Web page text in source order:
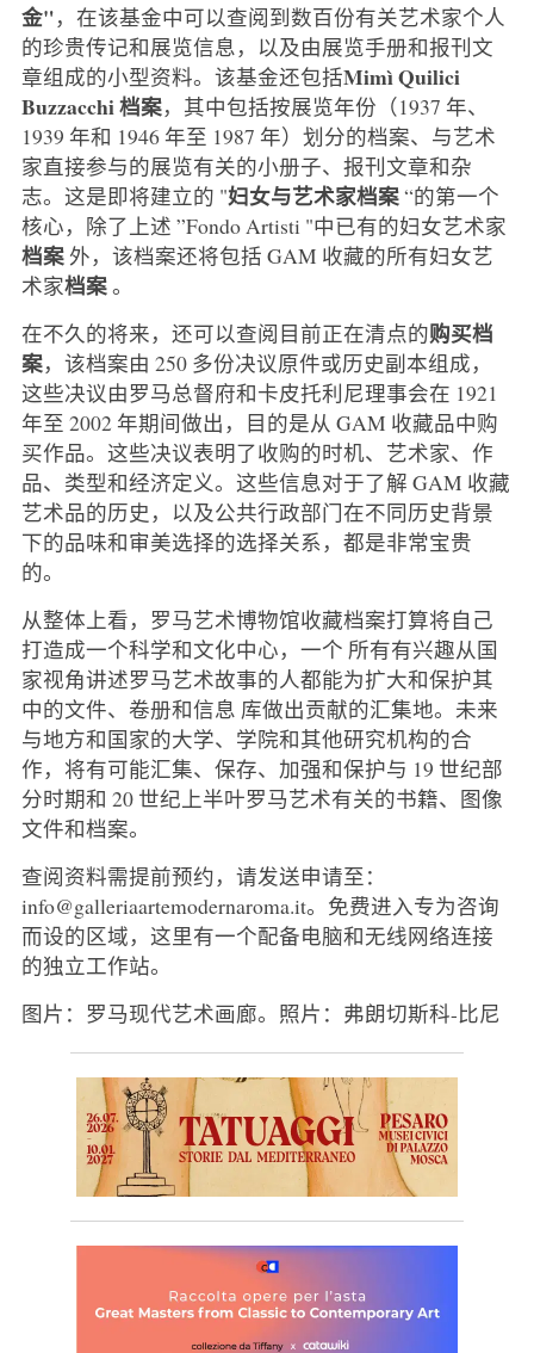
金"，在该基金中可以查阅到数百份有关艺术家个人
的珍贵传记和展览信息，以及由展览手册和报刊文
章组成的小型资料。该基金还包括Mimì Quilici
Buzzacchi 档案，其中包括按展览年份（1937 年、
1939 年和 1946 年至 1987 年）划分的档案、与艺术
家直接参与的展览有关的小册子、报刊文章和杂
志。这是即将建立的 "妇女与艺术家档案“的第一个
核心，除了上述 ”Fondo Artisti "中已有的妇女艺术家
档案 外，该档案还将包括 GAM 收藏的所有妇女艺
术家档案。
在不久的将来，还可以查阅目前正在清点的购买档
案，该档案由 250 多份决议原件或历史副本组成，
这些决议由罗马总督府和卡皮托利尼理事会在 1921
年至 2002 年期间做出，目的是从 GAM 收藏品中购
买作品。这些决议表明了收购的时机、艺术家、作
品、类型和经济定义。这些信息对于了解 GAM 收藏
艺术品的历史，以及公共行政部门在不同历史背景
下的品味和审美选择的选择关系，都是非常宝贵
的。
从整体上看，罗马艺术博物馆收藏档案打算将自己
打造成一个科学和文化中心，一个 所有有兴趣从国
家视角讲述罗马艺术故事的人都能为扩大和保护其
中的文件、卷册和信息 库做出贡献的汇集地。未来
与地方和国家的大学、学院和其他研究机构的合
作，将有可能汇集、保存、加强和保护与 19 世纪部
分时期和 20 世纪上半叶罗马艺术有关的书籍、图像
文件和档案。
查阅资料需提前预约，请发送申请至：
info@galleriaartemodernaroma.it。免费进入专为咨询
而设的区域，这里有一个配备电脑和无线网络连接
的独立工作站。
图片：罗马现代艺术画廊。照片：弗朗切斯科-比尼